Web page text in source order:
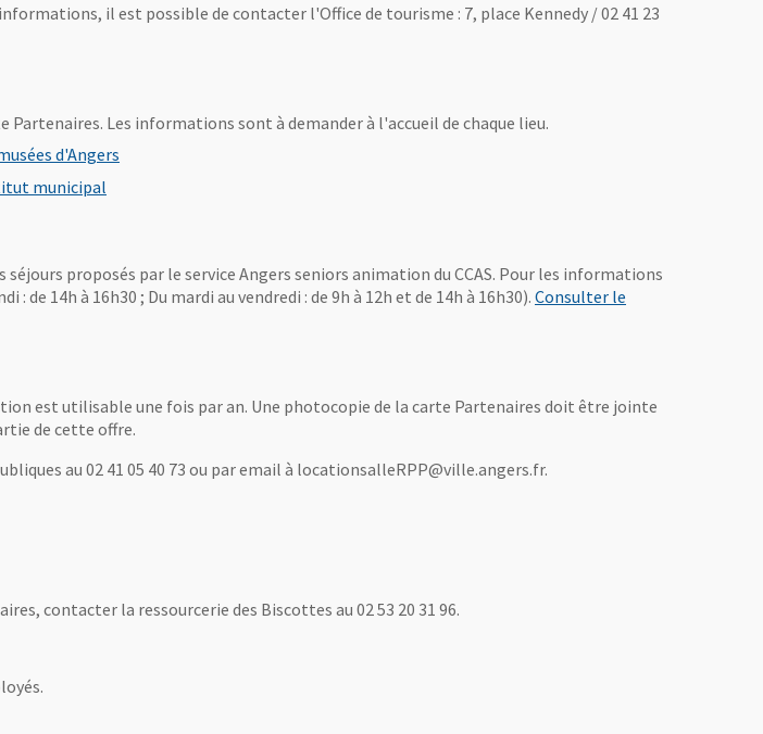
il est possible de contacter l'Office de tourisme : 7, place Kennedy / 02 41 23
Les informations sont à demander à l'accueil de chaque lieu.
d'Angers
municipal
proposés par le service Angers seniors animation du CCAS. Pour les informations
de 14h à 16h30 ; Du mardi au vendredi : de 9h à 12h et de 14h à 16h30). Consulter le
est utilisable une fois par an. Une photocopie de la carte Partenaires doit être jointe
de cette offre.
au 02 41 05 40 73 ou par email à locationsalleRPP@ville.angers.fr.
contacter la ressourcerie des Biscottes au 02 53 20 31 96.